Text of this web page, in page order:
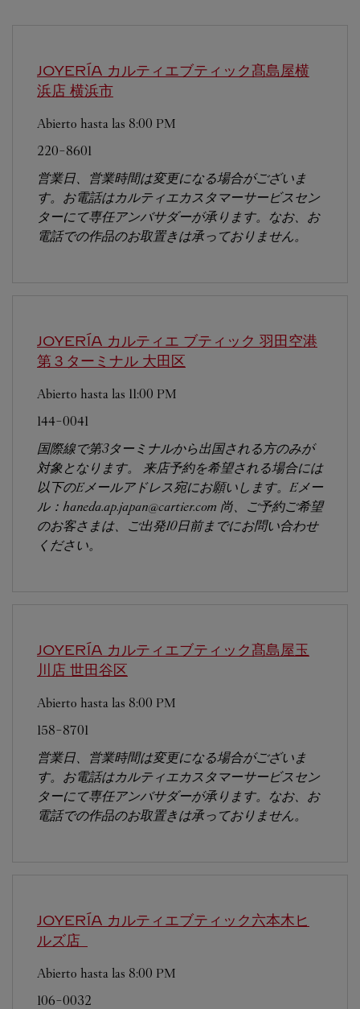
JOYERÍA カルティエブティック髙島屋横
浜店 横浜市
Abierto hasta las 8:00 PM
220-8601
営業日、営業時間は変更になる場合がございま
す。お電話はカルティエカスタマーサービスセン
ターにて専任アンバサダーが承ります。なお、お
電話での作品のお取置きは承っておりません。
JOYERÍA カルティエ ブティック 羽田空港
第３ターミナル 大田区
Abierto hasta las 11:00 PM
144-0041
国際線で第3ターミナルから出国される方のみが
対象となります。 来店予約を希望される場合には
以下のEメールアドレス宛にお願いします。Eメー
ル：haneda.ap.japan@cartier.com 尚、ご予約ご希望
のお客さまは、ご出発10日前までにお問い合わせ
ください。
JOYERÍA カルティエブティック髙島屋玉
川店 世田谷区
Abierto hasta las 8:00 PM
158-8701
営業日、営業時間は変更になる場合がございま
す。お電話はカルティエカスタマーサービスセン
ターにて専任アンバサダーが承ります。なお、お
電話での作品のお取置きは承っておりません。
JOYERÍA カルティエブティック六本木ヒ
ルズ店
Abierto hasta las 8:00 PM
106-0032